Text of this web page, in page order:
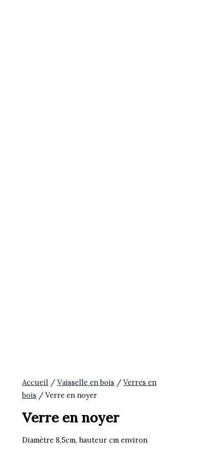
Accueil /Vaisselle en bois /Verres en
bois / Verre en noyer
Verre en noyer
Diamètre 8,5cm, hauteur cm environ